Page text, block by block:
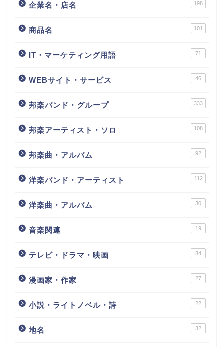
企業名・店名 198
商品名 101
IT・マーケティング用語 71
WEBサイト・サービス 46
邦楽バンド・グループ 333
邦楽アーティスト・ソロ 108
邦楽曲・アルバム 92
洋楽バンド・アーティスト 112
洋楽曲・アルバム 30
音楽関連 19
テレビ・ドラマ・映画 84
漫画家・作家 27
小説・ライトノベル・詩 22
地名 32